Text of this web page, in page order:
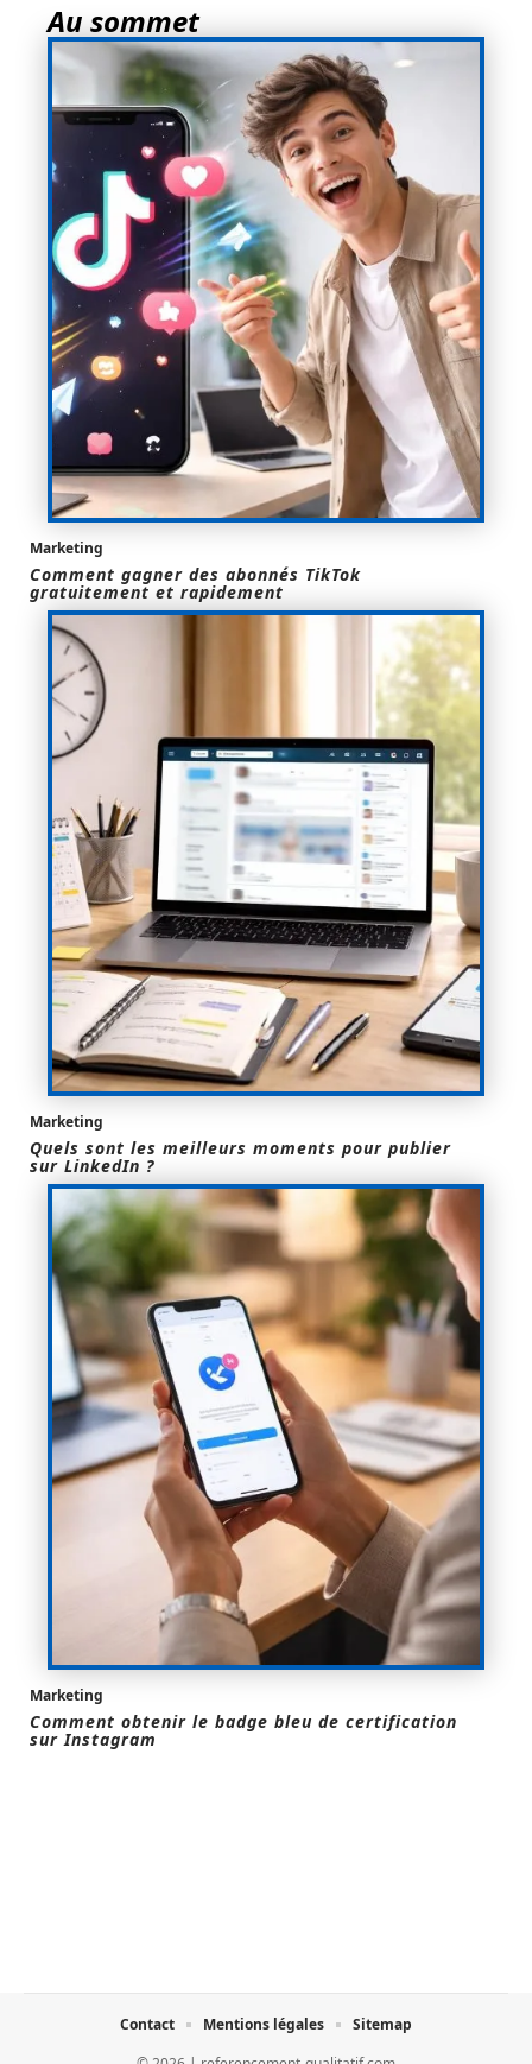
Au sommet
Marketing
Comment gagner des abonnés TikTok
gratuitement et rapidement
Marketing
Quels sont les meilleurs moments pour publier
sur LinkedIn ?
Marketing
Comment obtenir le badge bleu de certification
sur Instagram
Contact Mentions légales Sitemap